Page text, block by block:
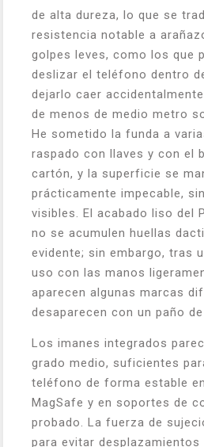
de alta dureza, lo que se
resistencia notable a
golpes leves, como los que
deslizar el teléfono dentro
dejarlo caer
de menos de medio metro
He sometido la funda a
raspado con llaves y con el
cartón, y la superficie se
prácticamente impecable,
visibles. El acabado liso del
no se acumulen huellas
evidente; sin embargo, tras
uso con las manos
aparecen algunas marcas
desaparecen con un paño
Los imanes integrados
grado medio, suficientes
teléfono de forma estable
MagSafe y en soportes de
probado. La fuerza de
para evitar